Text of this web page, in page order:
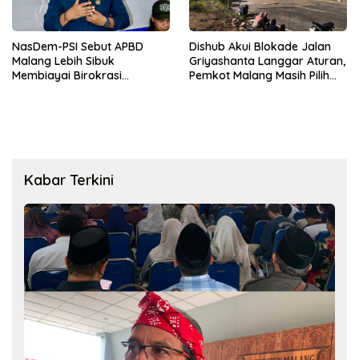
NasDem-PSI Sebut APBD
Malang Lebih Sibuk
Membiayai Birokrasi
Dishub Akui Blokade Jalan
Griyashanta Langgar Aturan,
Pemkot Malang Masih Pilih
Kabar Terkini